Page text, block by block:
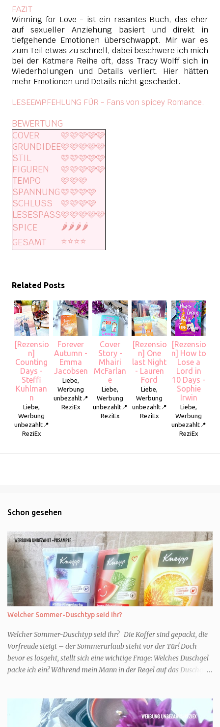
FAZIT
Winning for Love - ist ein rasantes Buch, das eher
auf sexueller Anziehung basiert und direkt in
tiefgehende Emotionen überschwappt. Mir war es
zum Teil etwas zu schnell, dabei beschwere ich mich
bei der Katmere Reihe oft, dass Tracy Wolff sich in
Wiederholungen und Details verliert. Hier hätten
mehr Emotionen und Details nicht geschadet.
LESEEMPFEHLUNG FÜR - Fans von spicey Romance.
BEWERTUNG
COVER
🩷🩷🩷🩷🩷
GRUNDIDEE🩷🩷🩷🩷🩷
STIL
🩷🩷🩷🩷🩷
FIGUREN
🩷🩷🩷🩷🩷
TEMPO
🩷🩷🩷
SPANNUNG🩷🩷🩷🩷
SCHLUSS
🩷🩷🩷🩷
LESESPASS🩷🩷🩷🩷🩷
SPICE
🌶️🌶️🌶️🌶️
GESAMT
⭐️⭐️⭐️⭐️
Related Posts
[Rezensio
n]
Counting
Days -
Steffi
Kuhlman
n
Liebe,
Werbung
unbezahlt📍
ReziEx
Forever
Autumn -
Emma
Jacobsen
Liebe,
Werbung
unbezahlt📍
ReziEx
Cover
Story -
Mhairi
McFarlan
e
Liebe,
Werbung
unbezahlt📍
ReziEx
[Rezensio
n] One
last Night
- Lauren
Ford
Liebe,
Werbung
unbezahlt📍
ReziEx
[Rezensio
n] How to
Lose a
Lord in
10 Days -
Sophie
Irwin
Liebe,
Werbung
unbezahlt📍
ReziEx
Schon gesehen
Welcher Sommer-Duschtyp seid ihr?
Welcher Sommer-Duschtyp seid ihr? Die Koffer sind gepackt, die
Vorfreude steigt – der Sommerurlaub steht vor der Tür! Doch
bevor es losgeht, stellt sich eine wichtige Frage: Welches Duschgel
packe ich ein? Während mein Mann in der Regel auf das Duschgel
Urlaub Entspannung und Wellness. Falls ihr ähnlich denkt, lasst
uns doch herausfinden, welcher Duschtyp ihr seid. TYP